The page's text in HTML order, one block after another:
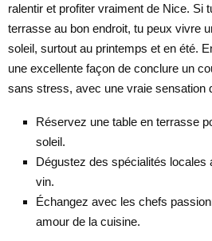
ralentir et profiter vraiment de Nice. Si
terrasse au bon endroit, tu peux vivre
soleil, surtout au printemps et en été.
une excellente façon de conclure un
sans stress, avec une vraie sensation
Réservez une table en terrasse
soleil.
Dégustez des spécialités locales
vin.
Échangez avec les chefs
amour de la cuisine.